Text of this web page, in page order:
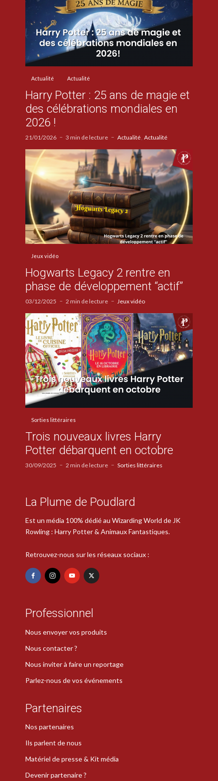
Actualité Actualité
Harry Potter : 25 ans de magie et
des célébrations mondiales en
2026 !
21/01/2026 3 min de lecture Actualité Actualité
Jeux vidéo
Hogwarts Legacy 2 rentre en
phase de développement “actif”
03/12/2025 2 min de lecture Jeux vidéo
Sorties littéraires
Trois nouveaux livres Harry
Potter débarquent en octobre
30/09/2025 2 min de lecture Sorties littéraires
La Plume de Poudlard
Est un média 100% dédié au Wizarding World de JK
Rowling : Harry Potter & Animaux Fantastiques.
Retrouvez-nous sur les réseaux sociaux :
Professionnel
Nous envoyer vos produits
Nous contacter ?
Nous inviter à faire un reportage
Parlez-nous de vos événements
Partenaires
Nos partenaires
Ils parlent de nous
Matériel de presse & Kit média
Devenir partenaire ?